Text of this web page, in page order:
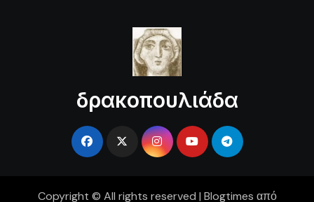
δρακοπουλιάδα
Copyright © All rights reserved | Blogtimes από